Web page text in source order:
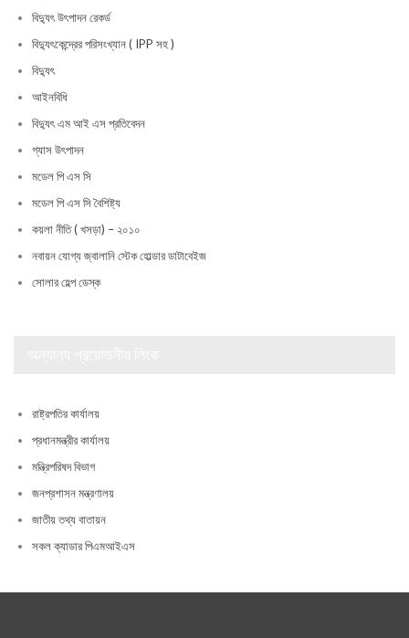
বিদ্যুৎ উৎপাদন রেকর্ড
বিদ্যুৎকেন্দ্রের পরিসংখ্যান ( IPP সহ )
বিদ্যুৎ
আইনবিধি
বিদ্যুৎ এম আই এস প্রতিবেদন
গ্যাস উৎপাদন
মডেল পি এস সি
মডেল পি এস সি বৈশিষ্ট্য
কয়লা নীতি ( খসড়া) – ২০১০
নবায়ন যোগ্য জ্বালানি স্টেক হোল্ডার ডাটাবেইজ
সোলার হেল্প ডেস্ক
রাষ্ট্রপতির কার্যালয়
প্রধানমন্ত্রীর কার্যালয়
মন্ত্রিপরিষদ বিভাগ
জনপ্রশাসন মন্ত্রণালয়
জাতীয় তথ্য বাতায়ন
সকল ক্যাডার পিএমআইএস